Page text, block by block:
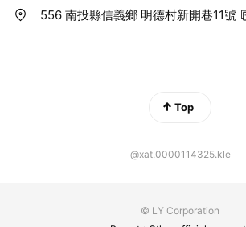
556 南投縣信義鄉 明德村新開巷11號
Top
@xat.0000114325.kle
© LY Corporation